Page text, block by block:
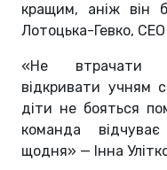
кращим, аніж він
Лотоцька-Гевко,
«Не втрачати
відкривати учням
діти не бояться
команда
щодня» — Інна